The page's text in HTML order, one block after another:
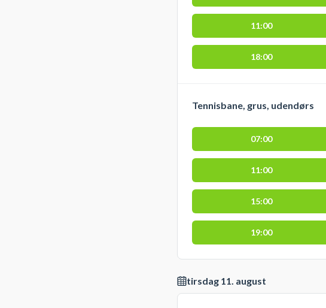
11:00
18:00
Tennisbane, grus, udendørs
07:00
11:00
15:00
19:00
tirsdag 11. august